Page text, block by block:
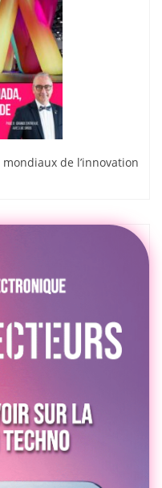
de l’innovation